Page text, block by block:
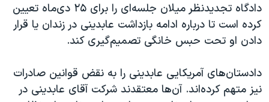
دادگاه تجدیدنظر میلان جلسه‌ای را برای ۲۵ دی‌ماه تعیین
کرده است تا درباره ادامه بازداشت عابدینی در زندان یا قرار
دادن او تحت حبس خانگی تصمیم‌گیری کند.
دادستان‌های آمریکایی عابدینی را به نقض قوانین صادرات
نیز متهم کرده‌اند. آن‌ها معتقدند شرکت آقای عابدینی در